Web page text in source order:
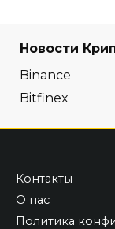
Новости
Binance
Bitfinex
Контакты
О нас
Политика